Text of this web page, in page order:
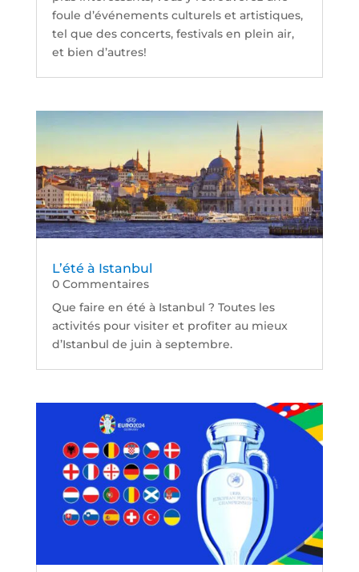
foule d’événements culturels et artistiques,
tel que des concerts, festivals en plein air,
et bien d’autres!
L’été à Istanbul
0 Commentaires
Que faire en été à Istanbul ? Toutes les
activités pour visiter et profiter au mieux
d’Istanbul de juin à septembre.